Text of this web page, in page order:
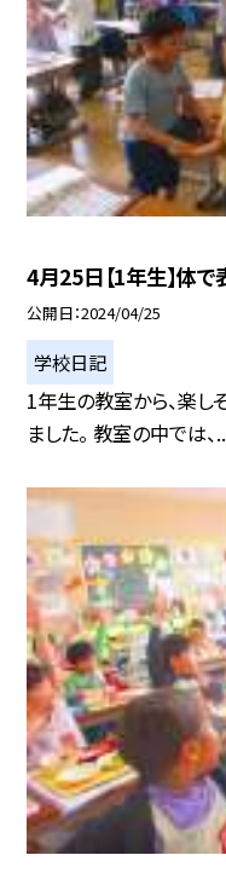
4月25日【1年生】体で
公開日 2024/04/25
学校日記
1年生の教室から、楽し
ました。 教室の中では、